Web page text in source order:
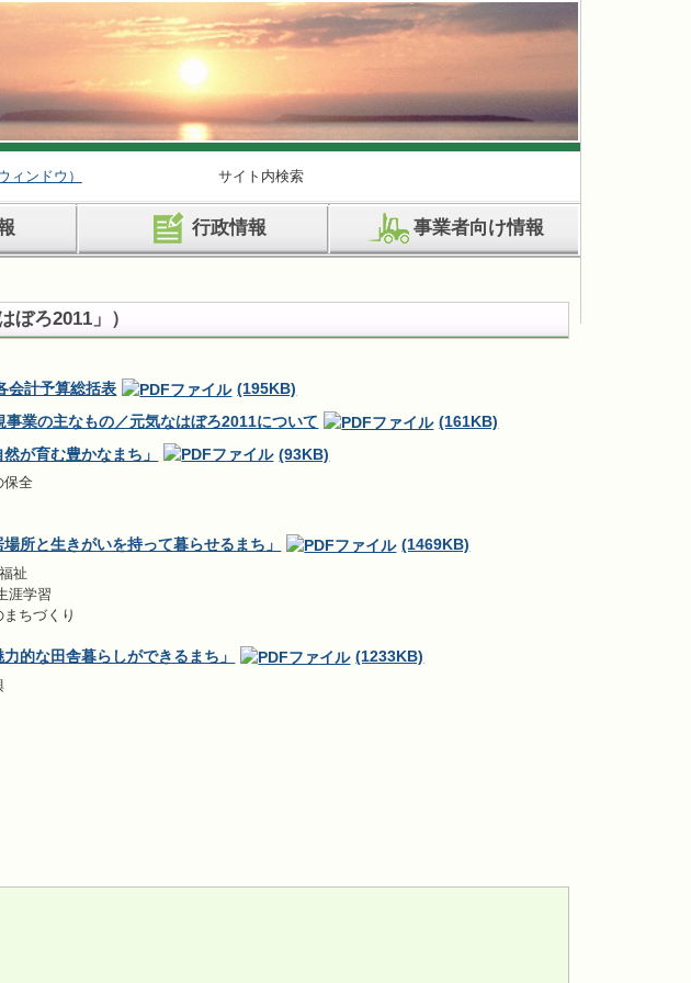
ィンドウ） サイト内検索
行政情報 事業者向け情報
ぼろ2011」）
会計予算総括表
(195KB)
事業の主なもの／元気なはぼろ2011について
(161KB)
が育む豊かなまち」
(93KB)
保全
所と生きがいを持って暮らせるまち」 (1469KB)
祉
涯学習
まちづくり
的な田舎暮らしができるまち」 (1233KB)